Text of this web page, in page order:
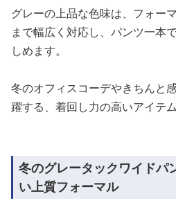
グレーの上品な色味は、フォー
まで幅広く対応し、パンツ一本
しめます。
冬のオフィスコーデやきちんと
躍する、着回し力の高いアイテム
冬のグレータックワイドパ
い上質フォーマル